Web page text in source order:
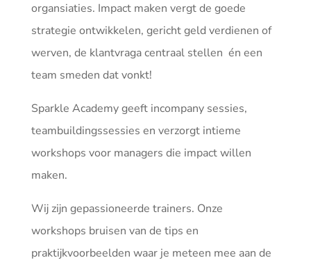
organsiaties. Impact maken vergt de goede
strategie ontwikkelen, gericht geld verdienen of
werven, de klantvraga centraal stellen én een
team smeden dat vonkt!
Sparkle Academy geeft incompany sessies,
teambuildingssessies en verzorgt intieme
workshops voor managers die impact willen
maken.
Wij zijn gepassioneerde trainers. Onze
workshops bruisen van de tips en
praktijkvoorbeelden waar je meteen mee aan de